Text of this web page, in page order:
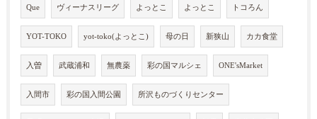
Que ヴィーナスリーグ よっとこ よっとこ トコろん
YOT-TOKO yot-toko(よっとこ) 母の日 新狭山 カカ食堂
入曽 武蔵浦和 無農薬 彩の国マルシェ ONE'sMarket
入間市 彩の国入間公園 所沢ものづくりセンター